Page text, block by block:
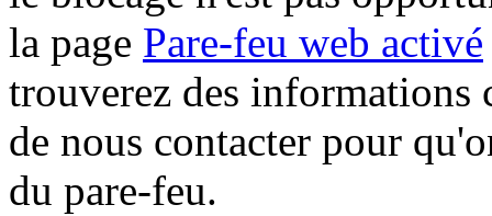
la page Pare-feu web activé
trouverez des informations
de nous contacter pour
du pare-feu.